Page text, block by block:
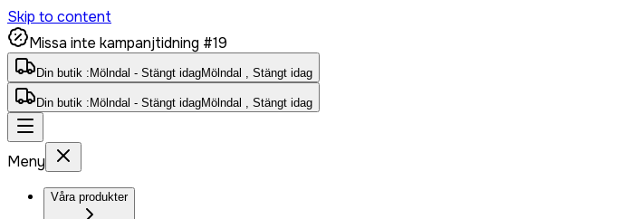
Skip to content
Missa inte kampanjtidning #19
Din butik : Mölndal - Stängt idagMölndal , Stängt idag
Din butik : Mölndal - Stängt idagMölndal , Stängt idag
Meny
Våra produkter